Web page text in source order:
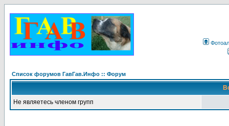
Список форумов ГавГав.Инфо :: Форум
Не являетесь членом групп